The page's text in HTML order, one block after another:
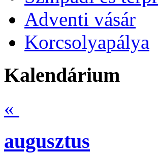
Adventi vásár
Korcsolyapálya
Kalendárium
«
augusztus